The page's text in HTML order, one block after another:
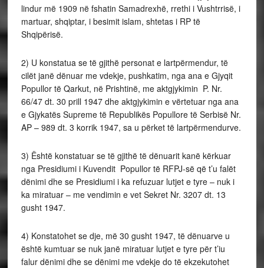
lindur më 1909 në fshatin Samadrexhë, rrethi i Vushtrrisë, i
martuar, shqiptar, i besimit islam, shtetas i RP të
Shqipërisë.
2) U konstatua se të gjithë personat e lartpërmendur, të
cilët janë dënuar me vdekje, pushkatim, nga ana e Gjyqit
Popullor të Qarkut, në Prishtinë, me aktgjykimin P. Nr.
66/47 dt. 30 prill 1947 dhe aktgjykimin e vërtetuar nga ana
e Gjykatës Supreme të Republikës Popullore të Serbisë Nr.
AP – 989 dt. 3 korrik 1947, sa u përket të lartpërmendurve.
3) Është konstatuar se të gjithë të dënuarit kanë kërkuar
nga Presidiumi i Kuvendit Popullor të RFPJ-së që t’u falët
dënimi dhe se Presidiumi i ka refuzuar lutjet e tyre – nuk i
ka miratuar – me vendimin e vet Sekret Nr. 3207 dt. 13
gusht 1947.
4) Konstatohet se dje, më 30 gusht 1947, të dënuarve u
është kumtuar se nuk janë miratuar lutjet e tyre për t’iu
falur dënimi dhe se dënimi me vdekje do të ekzekutohet